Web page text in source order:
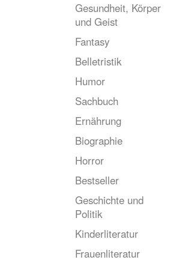
Gesundheit, Körper
und Geist
Fantasy
Belletristik
Humor
Sachbuch
Ernährung
Biographie
Horror
Bestseller
Geschichte und
Politik
Kinderliteratur
Frauenliteratur